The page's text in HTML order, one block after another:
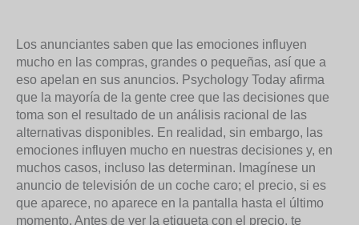
Los anunciantes saben que las emociones influyen
mucho en las compras, grandes o pequeñas, así que a
eso apelan en sus anuncios. Psychology Today afirma
que la mayoría de la gente cree que las decisiones que
toma son el resultado de un análisis racional de las
alternativas disponibles. En realidad, sin embargo, las
emociones influyen mucho en nuestras decisiones y, en
muchos casos, incluso las determinan. Imagínese un
anuncio de televisión de un coche caro; el precio, si es
que aparece, no aparece en la pantalla hasta el último
momento. Antes de ver la etiqueta con el precio, te